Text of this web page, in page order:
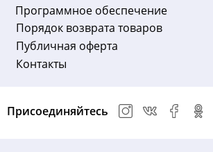
Программное обеспечение
Порядок возврата товаров
Публичная оферта
Контакты
Присоединяйтесь